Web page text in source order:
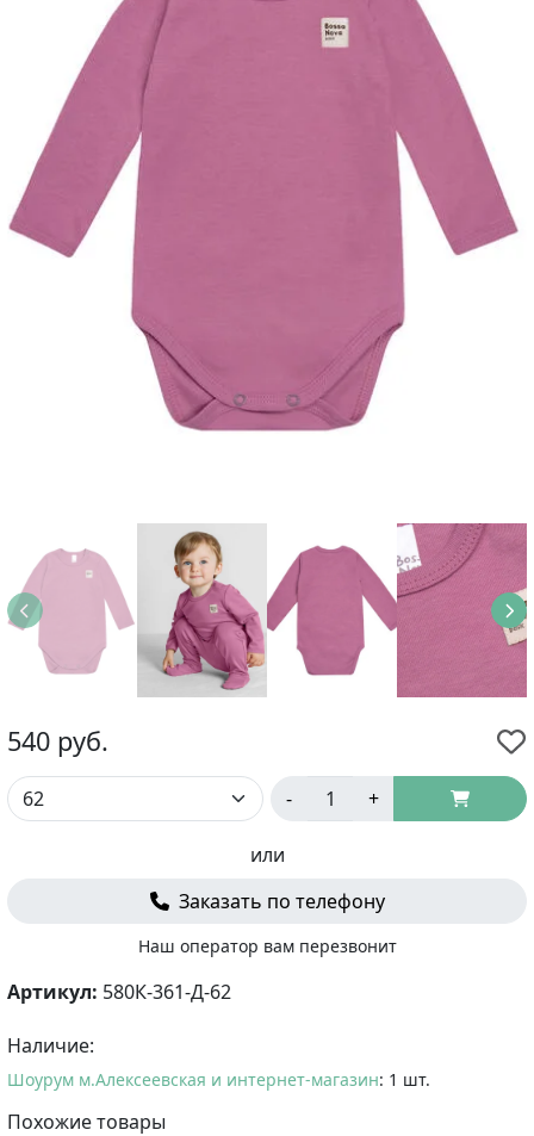
540 руб.
- +
или
Заказать по телефону
Наш оператор вам перезвонит
Артикул: 580К-361-Д-62
Наличие:
Шоурум м.Алексеевская и интернет-магазин: 1 шт.
Похожие товары